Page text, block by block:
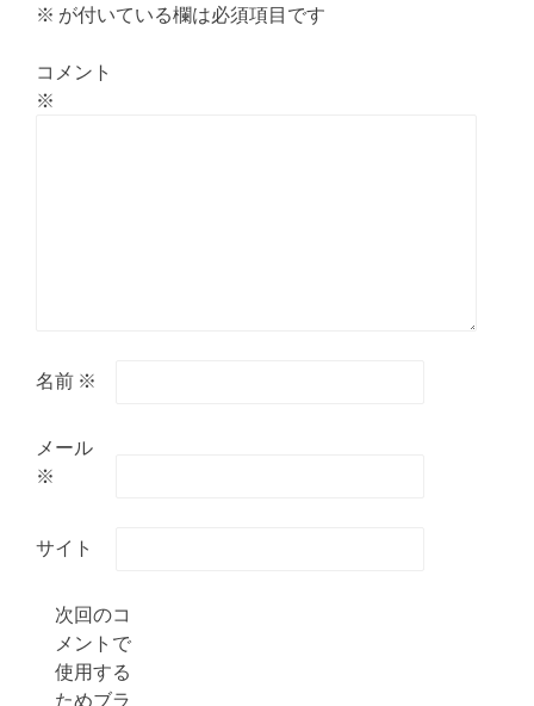
※ が付いている欄は必須項目です
コメント
※
名前 ※
メール
※
サイト
次回のコ
メントで
使用する
ためブラ